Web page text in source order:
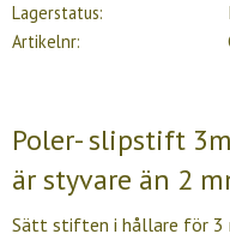
Lagerstatus
Artikelnr
Poler- slipstift
är styvare än 2
Sätt stiften i hållare för 3